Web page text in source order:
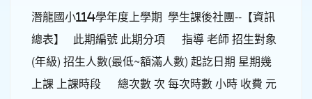
潛龍國小114學年度上學期 學生課後社團--【資訊
總表】 此期編號 此期分項 指導 老師 招生對象
(年級) 招生人數(最低~額滿人數) 起訖日期 星期幾
上課 上課時段 總次數 次 每次時數 小時 收費 元